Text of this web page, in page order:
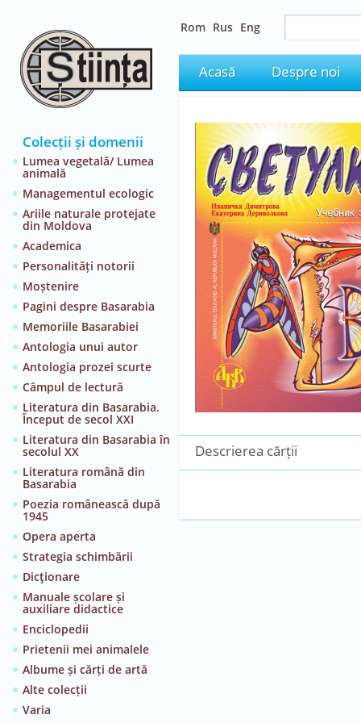
Colecții și domenii
Lumea vegetală/ Lumea
animală
Managementul ecologic
Ariile naturale protejate
din Moldova
Academica
Personalități notorii
Moștenire
Pagini despre Basarabia
Memoriile Basarabiei
Antologia unui autor
Antologia prozei scurte
Câmpul de lectură
Literatura din Basarabia.
Început de secol XXI
Literatura din Basarabia în
secolul XX
Literatura română din
Basarabia
Poezia românească după
1945
Opera aperta
Strategia schimbării
Dicţionare
Manuale școlare și
auxiliare didactice
Enciclopedii
Prietenii mei animalele
Albume și cărți de artă
Alte colecții
Varia
Rom Rus Eng
Acasă Despre noi
Descrierea cărții